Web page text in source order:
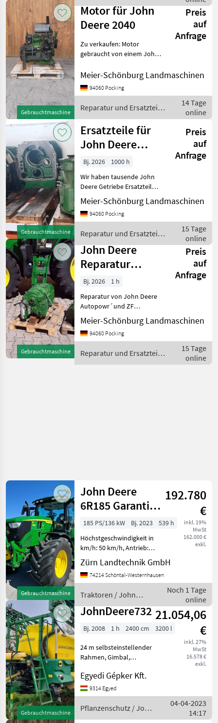
/ John Deere
Gebrauchtmaschine
Motor für John
Deere 2040
Preis
auf
Anfrage
Zu verkaufen: Motor
gebraucht von einem John
2040, 2250, 2450. Passt
teilweise auch in 2140, 2250,
2650, 2850 Wir sind Händler
Meier-Schönburg Landmaschinen
94060 Pocking
Reparatur und Ersatzteile
/ John Deere
14 Tage
online
Gebrauchtmaschine
Ersatzteile für
John Deere
Getriebe
Preis
auf
Anfrage
Bj. 2026
1000 h
Wir haben tausende John
Deere Getriebe Ersatzteile
am Lager. Alle Typen vom
920 - bis zur aktuellen 6-R
Serie. Wir sind Händler und
f
Meier-Schönburg Landmaschinen
94060 Pocking
Reparatur und Ersatzteile
/ John Deere
15 Tage
online
Gebrauchtmaschine
John Deere
Reparatur
JohnDeere
Autopowr
Getriebe
Preis
auf
Anfrage
Bj. 2026
1 h
Reparatur von John Deere
Autopowr´und ZF
Getriebe: Wir überholen
und reparieren alle John
Deere Getriebe und
PowerQuad, Powershift,
Austausc
Meier-Schönburg Landmaschinen
94060 Pocking
Reparatur und Ersatzteile
/ John Deere
15 Tage
online
Gebrauchtmaschine
John Deere
6R185 Garantie
03/2028
192.780
€
inkl. 19%
MwSt
162.000 €
exkl.
185 PS/136 kW Bj. 2023
539 h
Höchstgeschwindigkeit in
km/h: 50 km/h, Antrieb:
Allrad Zum Verkauf steht
ein gebrauchter John Deere
6R 185. Hersteller:
Leistung: 185 PS Mot
Zürn Landtechnik GmbH
74214 Schöntal-Westernhausen
Traktoren / John
Deere
Noch 1 Tage
online
Gebrauchtmaschine
JohnDeere732 21.054,06
€
inkl. 27%
MwSt
16.578 €
exkl.
Bj. 2008 1 h 2400 cm 3200 l
24 m selbsteinstellender
Rahmen, Gimbal,
Stangenverstellung,
Monitorsteuerung, in
gutem Zustand zu
verkaufen Pflanzenschutz
Egyedi Gépker Kft.
9314 Egyed
Pflanzenschutz / John
Deere
04-04-2023
14:17